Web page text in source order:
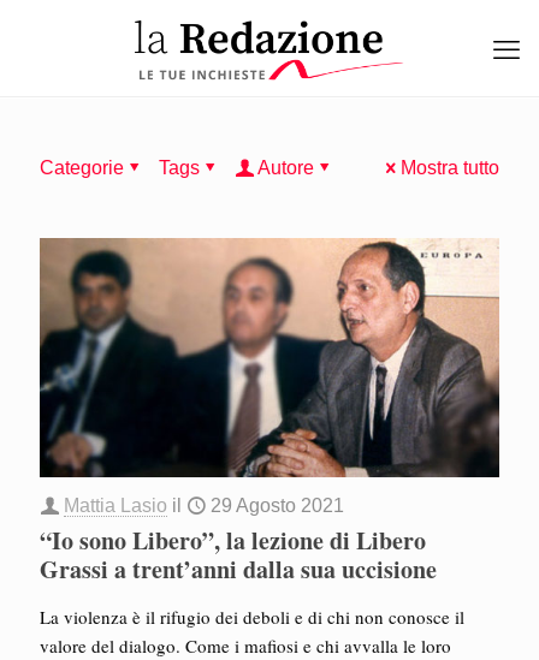
Categorie Tags Autore Mostra tutto
Mattia Lasio il 29 Agosto 2021
“Io sono Libero”, la lezione di Libero
Grassi a trent’anni dalla sua uccisione
La violenza è il rifugio dei deboli e di chi non conosce il
valore del dialogo. Come i mafiosi e chi avvalla le loro